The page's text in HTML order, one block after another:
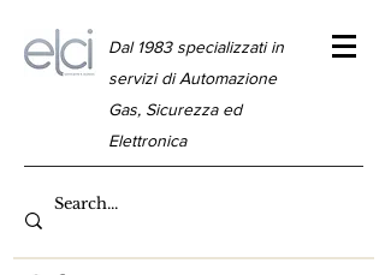
Dal 1983 specializzati in
servizi di Automazione
Gas, Sicurezza ed
Elettronica